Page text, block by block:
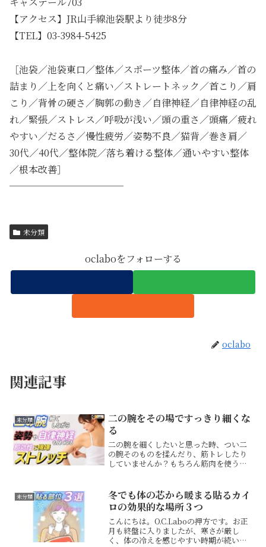
【アクセス】JR山手線池袋駅より徒歩8分
【TEL】03-3984-5425
［池袋／池袋東口／整体／スポーツ整体／首の痛み／首の
詰まり／上を向くと痛い／ストレートネック／首こり／肩
こり／背骨の硬さ／胸郭の動き／自律神経／自律神経の乱
れ／緊張／ストレス／呼吸が浅い／頭の重さ／頭痛／疲れ
やすい／だるさ／慢性疲労／姿勢不良／猫背／巻き肩／
30代／40代／整体院／落ち着ける整体／通いやすい整体
／根本改善］
────────────
未分類
oclaboをフォローする
oclabo
関連記事
未分類
二の腕をその場ですっきり細くな
る
二の腕を細くしたいと思った時、つい二
の腕そのものを揉んだり、筋トレしたり
していませんか？もちろん筋肉を使うこ
腕そのものではないかもしれません。今
回の動画では、二の腕がそ...
未分類
冬でも体の芯から暖まる貼るカイ
ロの効果的な場所３つ
こんにちは。O.C.Laboの押方です。お正
月も終盤に入りましたが、寒さが厳し
く、体の冷えを感じやすい時期が続いて